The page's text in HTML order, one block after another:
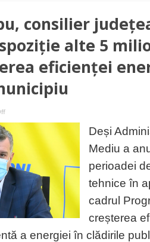
consilier
alte 5
eficienței
on
Sterpu,
consilier
județean
PNL:
Săcele
va
avea
dispoziție
alte
milioane
lei
Deși
Mediu a
perioadei
tehnice în
cadrul
creșterea
a energiei în clădirile